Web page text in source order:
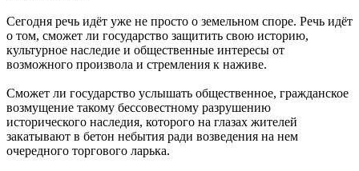
Сегодня речь идёт уже не просто о земельном споре. Речь идёт
о том, сможет ли государство защитить свою историю,
культурное наследие и общественные интересы от
возможного произвола и стремления к наживе.
Сможет ли государство услышать общественное, гражданское
возмущение такому бессовестному разрушению
исторического наследия, которого на глазах жителей
закатывают в бетон небытия ради возведения на нем
очередного торгового ларька.